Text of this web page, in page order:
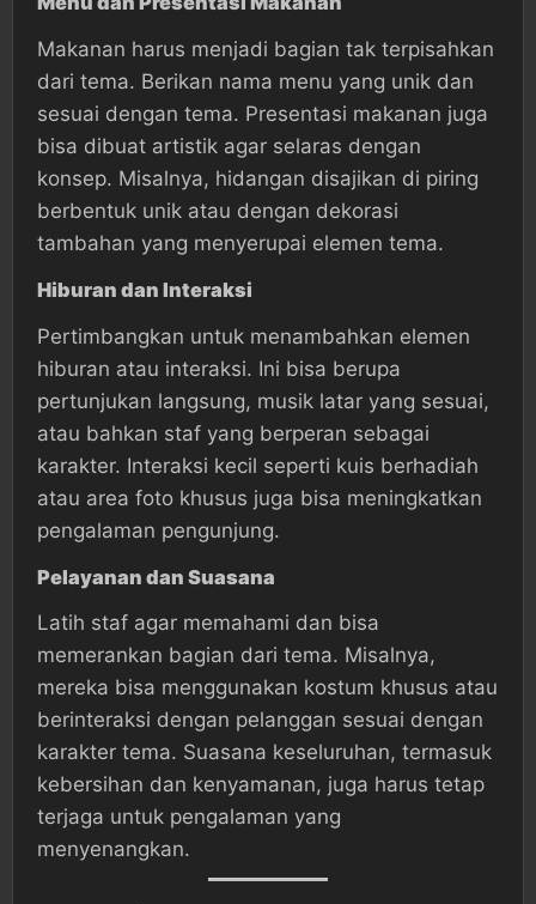
Makanan harus menjadi bagian tak terpisahkan
dari tema. Berikan nama menu yang unik dan
sesuai dengan tema. Presentasi makanan juga
bisa dibuat artistik agar selaras dengan
konsep. Misalnya, hidangan disajikan di piring
berbentuk unik atau dengan dekorasi
tambahan yang menyerupai elemen tema.
Hiburan dan Interaksi
Pertimbangkan untuk menambahkan elemen
hiburan atau interaksi. Ini bisa berupa
pertunjukan langsung, musik latar yang sesuai,
atau bahkan staf yang berperan sebagai
karakter. Interaksi kecil seperti kuis berhadiah
atau area foto khusus juga bisa meningkatkan
pengalaman pengunjung.
Pelayanan dan Suasana
Latih staf agar memahami dan bisa
memerankan bagian dari tema. Misalnya,
mereka bisa menggunakan kostum khusus atau
berinteraksi dengan pelanggan sesuai dengan
karakter tema. Suasana keseluruhan, termasuk
kebersihan dan kenyamanan, juga harus tetap
terjaga untuk pengalaman yang
menyenangkan.